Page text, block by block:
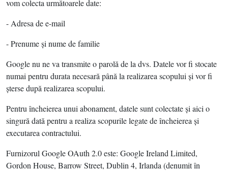
vom colecta următoarele date:
- Adresa de e-mail
- Prenume şi nume de familie
Google nu ne va transmite o parolă de la dvs. Datele vor fi stocate
numai pentru durata necesară până la realizarea scopului şi vor fi
şterse după realizarea scopului.
Pentru încheierea unui abonament, datele sunt colectate şi aici o
singură dată pentru a realiza scopurile legate de încheierea şi
executarea contractului.
Furnizorul Google OAuth 2.0 este: Google Ireland Limited,
Gordon House, Barrow Street, Dublin 4, Irlanda (denumit în